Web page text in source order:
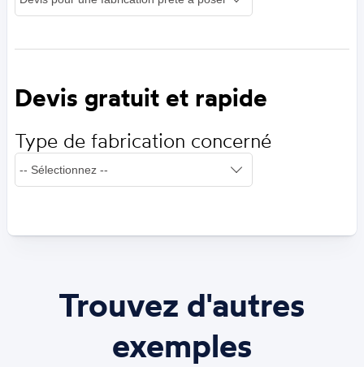
Devis gratuit et rapide
Type de fabrication concerné
Trouvez d'autres
exemples